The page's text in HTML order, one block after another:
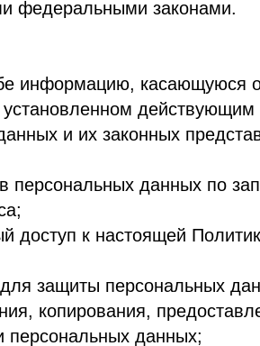
предоставления,
данных;
данных, прекратить
персональных данных;
данных.
за исключением случаев,
данных Оператором в
персональных данных, за
данных. Перечень информации и